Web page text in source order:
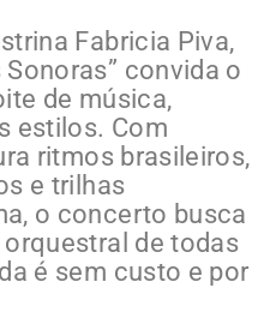
Fabricia Piva,
convida o
de música,
estilos. Com
ritmos brasileiros,
e trilhas
o concerto busca
de todas
é sem custo e por